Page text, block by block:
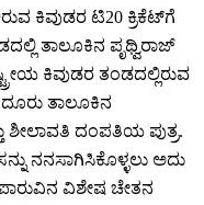
ಕಿವುಡರ ಟಿ20 ಕ್ರಿಕೆಟ್‌ಗೆ
ತಾಲೂಕಿನ ಪೃಥ್ವಿರಾಜ್
ಕಿವುಡರ ತಂಡದಲ್ಲಿರುವ
ತಾಲೂಕಿನ
ಶೀಲಾವತಿ ದಂಪತಿಯ ಪುತ್ರ.
ನನಸಾಗಿಸಿಕೊಳ್ಳಲು ಅದು
ವಿಶೇಷ ಚೇತನ